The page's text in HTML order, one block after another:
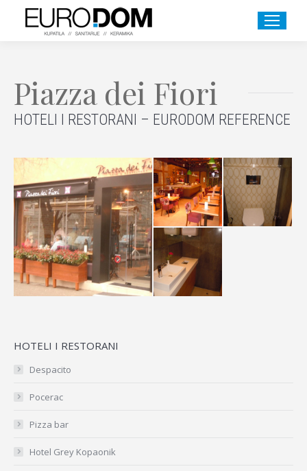
Piazza dei Fiori
HOTELI I RESTORANI – EURODOM REFERENCE
HOTELI I RESTORANI
Despacito
Pocerac
Pizza bar
Hotel Grey Kopaonik